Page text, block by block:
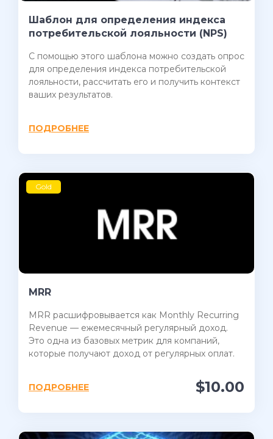
Шаблон для определения индекса
потребительской лояльности (NPS)
С помощью этого шаблона можно создать опрос
для определения индекса потребительской
лояльности, рассчитать его и получить контекст
ваших результатов.
ПОДРОБНЕЕ
Gold
MRR
MRR расшифровывается как Monthly Recurring
Revenue — ежемесячный регулярный доход.
Это одна из базовых метрик для компаний,
которые получают доход от регулярных оплат.
$10.00
ПОДРОБНЕЕ